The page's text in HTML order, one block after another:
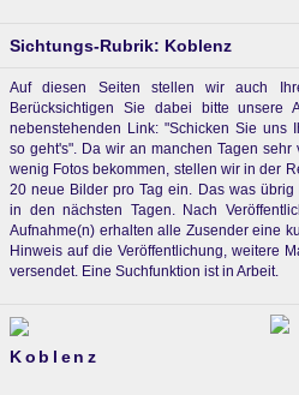
Sichtungs-Rubrik: Koblenz
Auf diesen Seiten stellen wir auch
Berücksichtigen Sie dabei bitte unsere
nebenstehenden Link: "Schicken Sie uns
so geht's". Da wir an manchen Tagen sehr
wenig Fotos bekommen, stellen wir in der
20 neue Bilder pro Tag ein. Das was übrig
in den nächsten Tagen. Nach
Aufnahme(n) erhalten alle Zusender eine
Hinweis auf die Veröffentlichung, weitere
versendet. Eine Suchfunktion ist in Arbeit.
Koblenz